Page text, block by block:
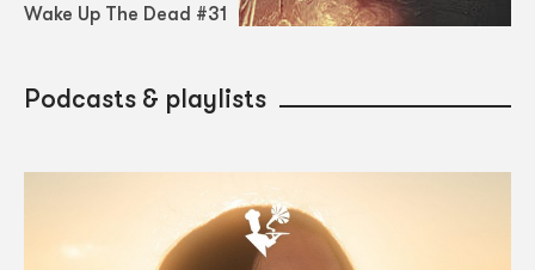
Wake Up The Dead #31
Podcasts & playlists